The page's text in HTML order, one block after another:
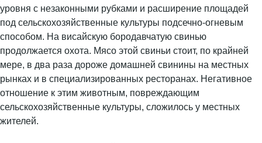
уровня с незаконными рубками и расширение площадей
под сельскохозяйственные культуры подсечно-огневым
способом. На висайскую бородавчатую свинью
продолжается охота. Мясо этой свиньи стоит, по крайней
мере, в два раза дороже домашней свинины на местных
рынках и в специализированных ресторанах. Негативное
отношение к этим животным, повреждающим
сельскохозяйственные культуры, сложилось у местных
жителей.